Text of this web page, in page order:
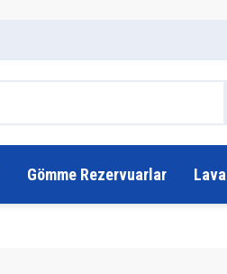
Gömme Rezervuarlar